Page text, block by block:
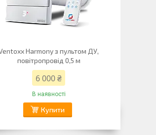
Harmony з пультом ДУ,
повітропровід 0,5 м
6 000 ₴
В наявності
Купити